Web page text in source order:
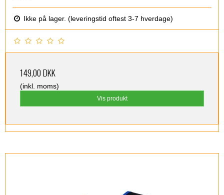
Ikke på lager. (leveringstid oftest 3-7 hverdage)
149,00 DKK
(inkl. moms)
Vis produkt